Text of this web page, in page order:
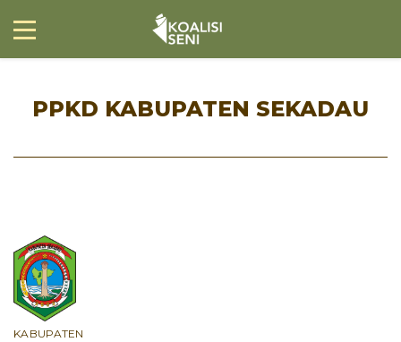
PPKD KABUPATEN SEKADAU
KABUPATEN